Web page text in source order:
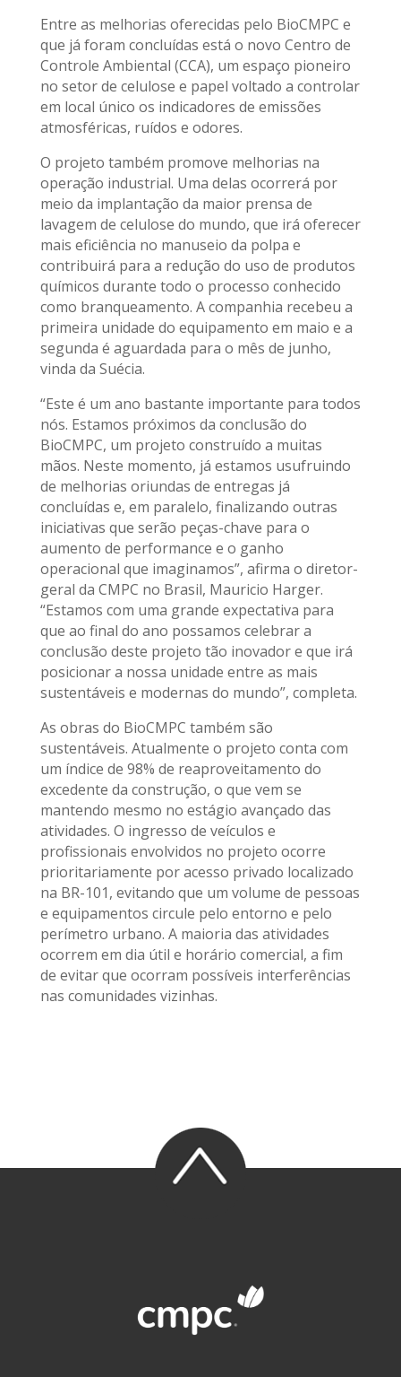
Entre as melhorias oferecidas pelo BioCMPC e
que já foram concluídas está o novo Centro de
Controle Ambiental (CCA), um espaço pioneiro
no setor de celulose e papel voltado a controlar
em local único os indicadores de emissões
atmosféricas, ruídos e odores.
O projeto também promove melhorias na
operação industrial. Uma delas ocorrerá por
meio da implantação da maior prensa de
lavagem de celulose do mundo, que irá oferecer
mais eficiência no manuseio da polpa e
contribuirá para a redução do uso de produtos
químicos durante todo o processo conhecido
como branqueamento. A companhia recebeu a
primeira unidade do equipamento em maio e a
segunda é aguardada para o mês de junho,
vinda da Suécia.
“Este é um ano bastante importante para todos
nós. Estamos próximos da conclusão do
BioCMPC, um projeto construído a muitas
mãos. Neste momento, já estamos usufruindo
de melhorias oriundas de entregas já
concluídas e, em paralelo, finalizando outras
iniciativas que serão peças-chave para o
aumento de performance e o ganho
operacional que imaginamos”, afirma o diretor-
geral da CMPC no Brasil, Mauricio Harger.
“Estamos com uma grande expectativa para
que ao final do ano possamos celebrar a
conclusão deste projeto tão inovador e que irá
posicionar a nossa unidade entre as mais
sustentáveis e modernas do mundo”, completa.
As obras do BioCMPC também são
sustentáveis. Atualmente o projeto conta com
um índice de 98% de reaproveitamento do
excedente da construção, o que vem se
mantendo mesmo no estágio avançado das
atividades. O ingresso de veículos e
profissionais envolvidos no projeto ocorre
prioritariamente por acesso privado localizado
na BR-101, evitando que um volume de pessoas
e equipamentos circule pelo entorno e pelo
perímetro urbano. A maioria das atividades
ocorrem em dia útil e horário comercial, a fim
de evitar que ocorram possíveis interferências
nas comunidades vizinhas.